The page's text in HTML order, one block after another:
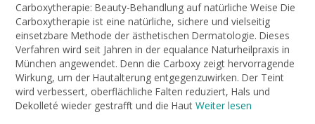
Carboxytherapie: Beauty-Behandlung auf natürliche Weise Die
Carboxytherapie ist eine natürliche, sichere und vielseitig
einsetzbare Methode der ästhetischen Dermatologie. Dieses
Verfahren wird seit Jahren in der equalance Naturheilpraxis in
München angewendet. Denn die Carboxy zeigt hervorragende
Wirkung, um der Hautalterung entgegenzuwirken. Der Teint
wird verbessert, oberflächliche Falten reduziert, Hals und
Dekolleté wieder gestrafft und die Haut Weiter lesen